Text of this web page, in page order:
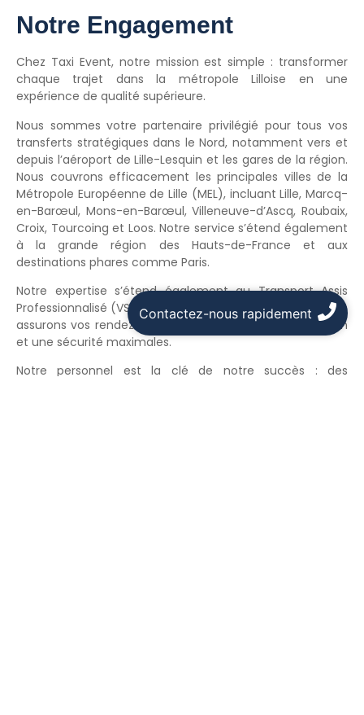
Notre Engagement
Chez Taxi Event, notre mission est simple : transformer
chaque trajet dans la métropole Lilloise en une
expérience de qualité supérieure.
Nous sommes votre partenaire privilégié pour tous vos
transferts stratégiques dans le Nord, notamment vers et
depuis l’aéroport de Lille-Lesquin et les gares de la région.
Nous couvrons efficacement les principales villes de la
Métropole Européenne de Lille (MEL), incluant Lille, Marcq-
en-Barœul, Mons-en-Barœul, Villeneuve-d’Ascq, Roubaix,
Croix, Tourcoing et Loos. Notre service s’étend également
à la grande région des Hauts-de-France et aux
destinations phares comme Paris.
Notre expertise s’étend également au Transport Assis
Professionnalisé (VSL). Agréés par la Sécurité Sociale, nous
assurons vos rendez-vous médicaux avec une discrétion
et une sécurité maximales.
Notre personnel est la clé de notre succès : des
Contactez-nous rapidement